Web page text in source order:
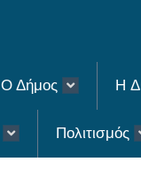
Ο Δήμος H
Πολιτισμός